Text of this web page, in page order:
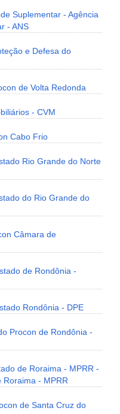
Suplementar - Agência
- ANS
e Defesa do
de Volta Redonda
- CVM
Cabo Frio
Rio Grande do Norte
do Rio Grande do
Câmara de
de Rondônia -
Rondônia - DPE
Procon de Rondônia -
de Roraima - MPRR -
Roraima - MPRR
de Santa Cruz do